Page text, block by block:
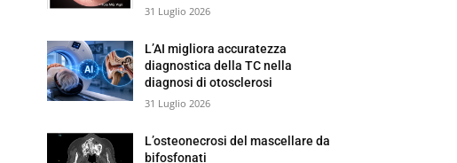
31 Luglio 2026
L’AI migliora accuratezza
diagnostica della TC nella
diagnosi di otosclerosi
31 Luglio 2026
L’osteonecrosi del mascellare da
bifosfonati